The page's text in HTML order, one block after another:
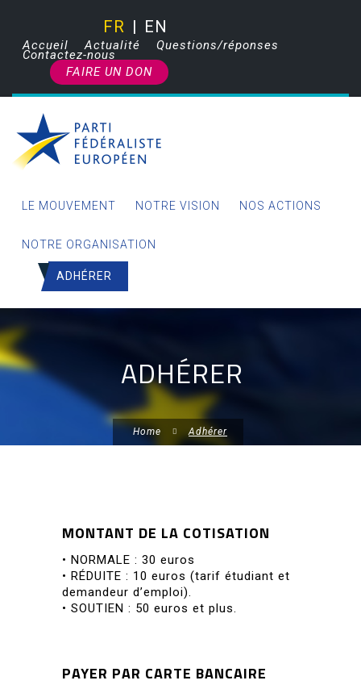
FR EN
Accueil Actualité Questions/réponses
Contactez-nous
FAIRE UN DON
LE MOUVEMENT NOTRE VISION NOS ACTIONS
NOTRE ORGANISATION
ADHÉRER
ADHÉRER
Home Adhérer
MONTANT DE LA COTISATION
• NORMALE : 30 euros
• RÉDUITE : 10 euros (tarif étudiant et
demandeur d’emploi).
• SOUTIEN : 50 euros et plus.
PAYER PAR CARTE BANCAIRE